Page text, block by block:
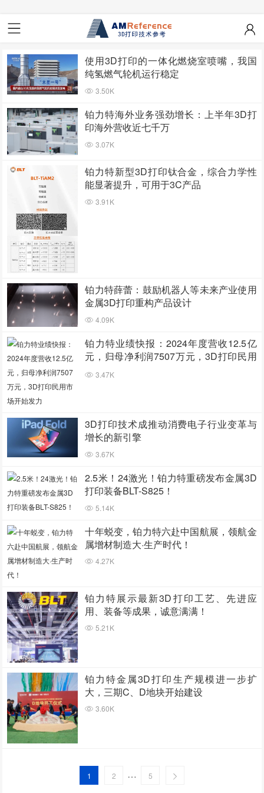
使用3D打印的一体化燃烧室喷嘴，我国
纯氢燃气轮机运行稳定
3.50K
铂力特海外业务强劲增长：上半年3D打
印海外营收近七千万
3.07K
铂力特新型3D打印钛合金，综合力学性
能显著提升，可用于3C产品
3.91K
铂力特薛蕾：鼓励机器人等未来产业使用
金属3D打印重构产品设计
4.09K
铂力特业绩快报：2024年度营收12.5亿
元，归母净利润7507万元，3D打印民用
市场开始发力
3.47K
3D打印技术成推动消费电子行业变革与
增长的新引擎
3.67K
2.5米！24激光！铂力特重磅发布金属3D
打印装备BLT-S825！
5.14K
十年蜕变，铂力特六赴中国航展，领航金
属增材制造大·生产时代！
4.27K
铂力特展示最新3D打印工艺、先进应
用、装备等成果，诚意满满！
5.21K
铂力特金属3D打印生产规模进一步扩
大，三期C、D地块开始建设
3.60K
1 2 … 5